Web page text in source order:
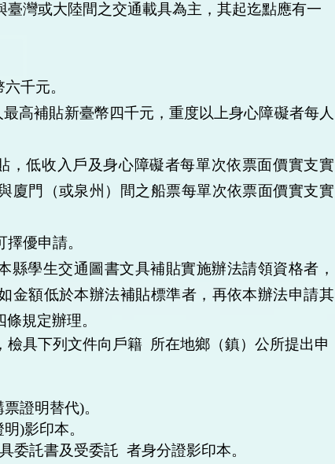
灣或大陸間之交通載具為主，其起迄點應有一
千元。
最高補貼新臺幣四千元，重度以上身心障礙者每人
，低收入戶及身心障礙者每單次依票面價實支實
廈門（或泉州）間之船票每單次依票面價實支實
優申請。
縣學生交通圖書文具補貼實施辦法請領資格者，
金額低於本辦法補貼標準者，再依本辦法申請其
規定辦理。
檢具下列文件向戶籍
所在地鄉（鎮）公所提出申
證明替代)。
明)影印本。
委託書及受委託 者身分證影印本。